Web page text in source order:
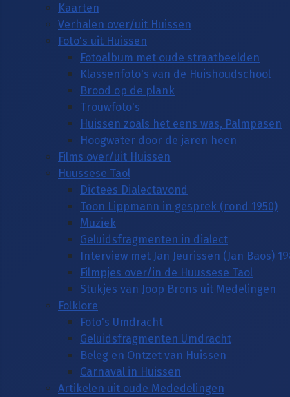
Kaarten
Verhalen over/uit Huissen
Foto's uit Huissen
Fotoalbum met oude straatbeelden
Klassenfoto's van de Huishoudschool
Brood op de plank
Trouwfoto's
Huissen zoals het eens was, Palmpasen
Hoogwater door de jaren heen
Films over/uit Huissen
Huussese Taol
Dictees Dialectavond
Toon Lippmann in gesprek (rond 1950)
Muziek
Geluidsfragmenten in dialect
Interview met Jan Jeurissen (Jan Baos)
Filmpjes over/in de Huussese Taol
Stukjes van Joop Brons uit Medelingen
Folklore
Foto's Umdracht
Geluidsfragmenten Umdracht
Beleg en Ontzet van Huissen
Carnaval in Huissen
Artikelen uit oude Mededelingen